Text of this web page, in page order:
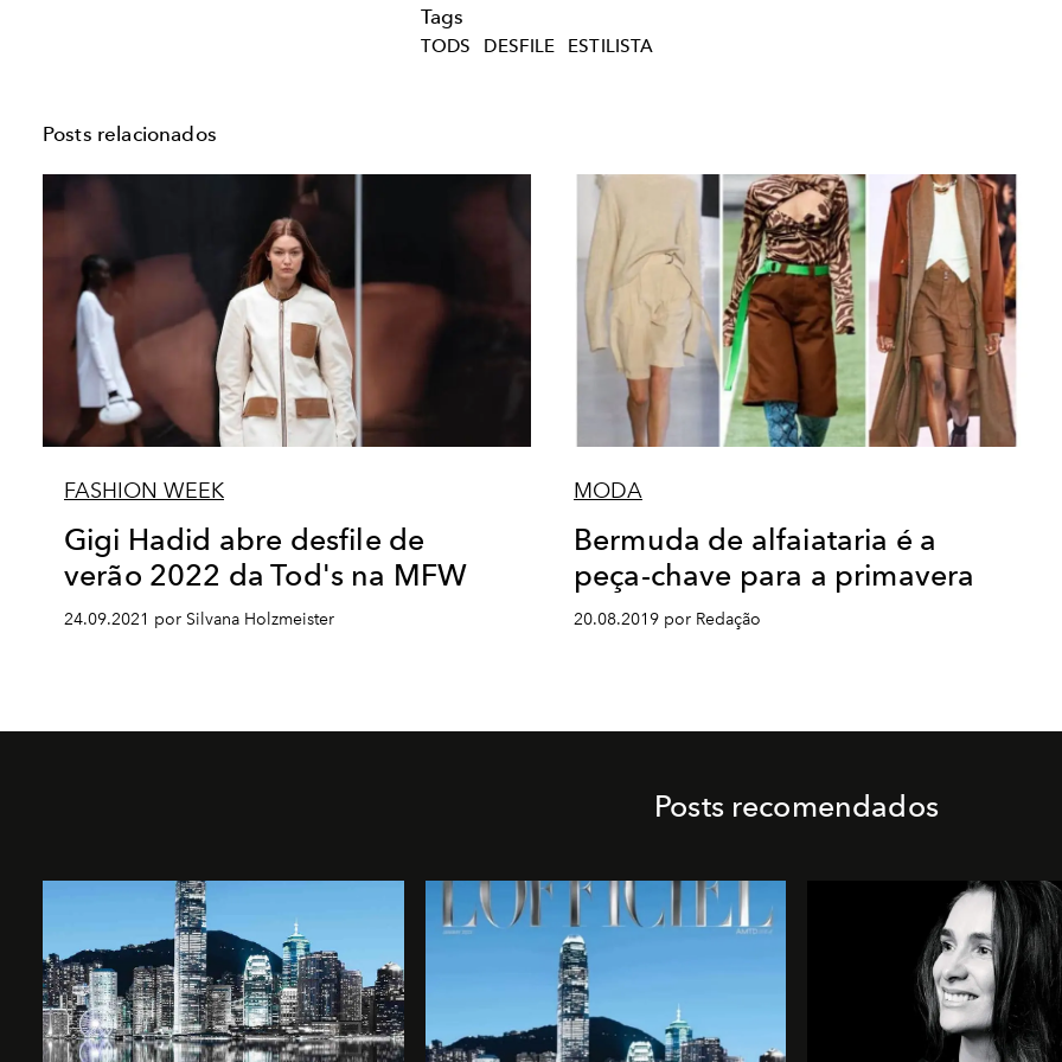
Tags
TODS DESFILE ESTILISTA
Posts relacionados
FASHION WEEK
Gigi Hadid abre desfile de
verão 2022 da Tod's na MFW
24.09.2021 por Silvana Holzmeister
MODA
Bermuda de alfaiataria é a
peça-chave para a primavera
20.08.2019 por Redação
Posts recomendados